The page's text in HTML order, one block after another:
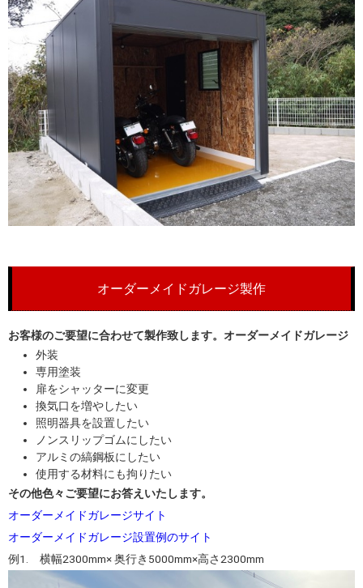
オーダーメイドガレージ製作
お客様のご要望に合わせて製作致します。オーダーメイドガレージ
外装
専用塗装
扉をシャッターに変更
換気口を増やしたい
照明器具を設置したい
ノンスリップゴムにしたい
アルミの縞鋼板にしたい
使用する材料にも拘りたい
その他色々ご要望にお答えいたします。
オーダーメイドガレージサイト
オーダーメイドガレージ設置例のサイト
例1. 横幅2300mm× 奥行き5000mm×高さ2300mm